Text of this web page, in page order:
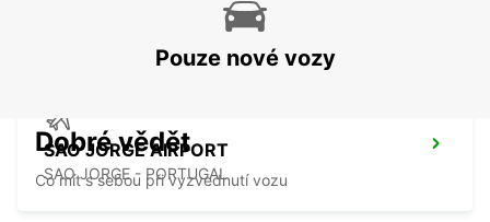
SAO JORGE - PORTUGAL
SAO JORGE AIRPORT
SAO JORGE - PORTUGAL
Pouze nové vozy
Dobré vědět
Co mít s sebou při vyzvednutí vozu